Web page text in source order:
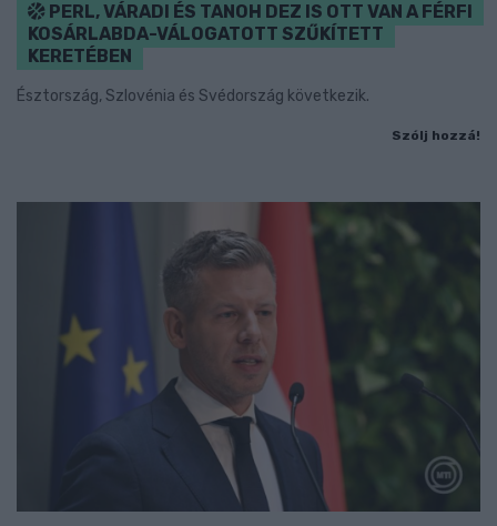
PERL, VÁRADI ÉS TANOH DEZ IS OTT VAN A FÉRFI
KOSÁRLABDA-VÁLOGATOTT SZŰKÍTETT
KERETÉBEN
Észtország, Szlovénia és Svédország következik.
Szólj hozzá!